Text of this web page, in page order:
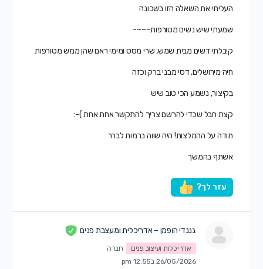
העליתי את השאלה הזו בשכונה
שמעתי שיש נשים מטורפות~~~~
קיבלתי דשים מבית שמש, שרי מסס ומימי ראם שהן ממש מטורפות
חיה מירושלים, דסי מבני ברק וכזה
בקיצור, נשמע הכי טוב שיש
קצת חבל שכדי להרשם צריך להתקשר אחת אחת )-:
תודה על ההמלצות! היה שווה ברמות לברר
אשתף בהמשך
עזר לך?
גננדי הופמן – אדריכלית ומעצבת פנים
אדריכלות ועיצוב פנים
חברה
26/05/2026 ב12:55 pm